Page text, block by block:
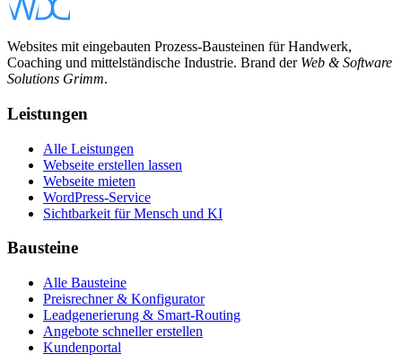
Websites mit eingebauten Prozess-Bausteinen für Handwerk,
Coaching und mittelständische Industrie. Brand der Web & Software
Solutions Grimm.
Leistungen
Alle Leistungen
Webseite erstellen lassen
Webseite mieten
WordPress-Service
Sichtbarkeit für Mensch und KI
Bausteine
Alle Bausteine
Preisrechner & Konfigurator
Leadgenerierung & Smart-Routing
Angebote schneller erstellen
Kundenportal